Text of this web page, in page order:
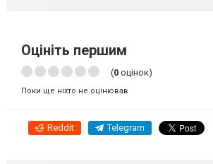
Оцініть першим
(0 оцінок)
Поки ще ніхто не оцінював
Reddit Telegram